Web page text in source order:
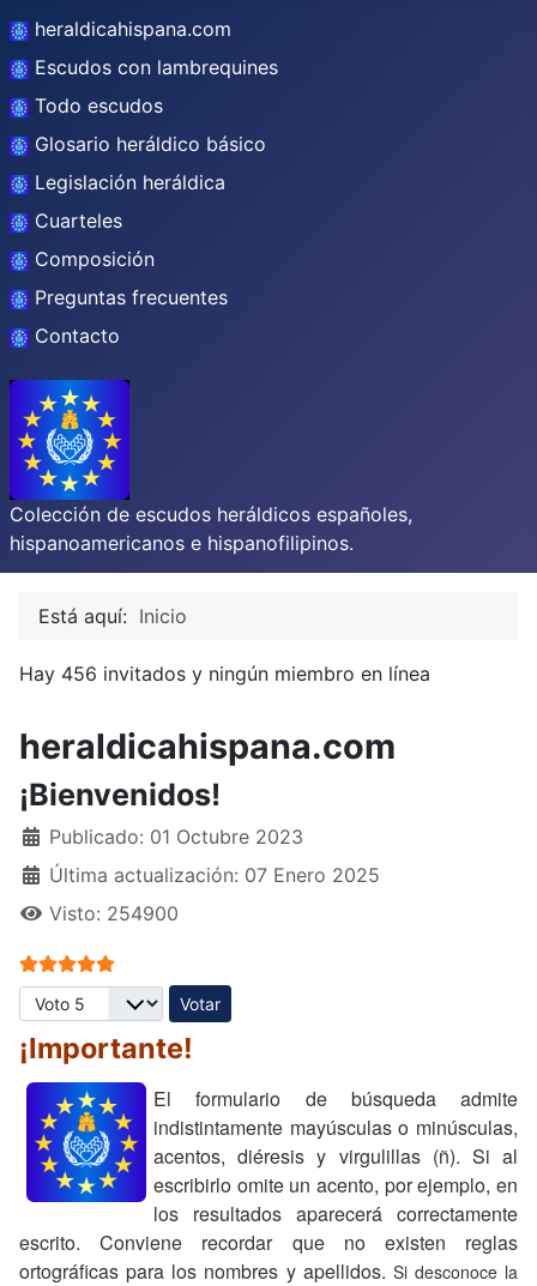
heraldicahispana.com
Escudos con lambrequines
Todo escudos
Glosario heráldico básico
Legislación heráldica
Cuarteles
Composición
Preguntas frecuentes
Contacto
Colección de escudos heráldicos españoles,
hispanoamericanos e hispanofilipinos.
Está aquí: Inicio
Hay 456 invitados y ningún miembro en línea
heraldicahispana.com
¡Bienvenidos!
Publicado: 01 Octubre 2023
Última actualización: 07 Enero 2025
Visto: 254900
Ratio:5/5
Por favor, vote
¡Importante!
El formulario de búsqueda admite
indistintamente mayúsculas o minúsculas,
acentos, diéresis y virgulillas (ñ). Si al
escribirlo omite un acento, por ejemplo, en
los resultados aparecerá correctamente
escrito. Conviene recordar que no existen reglas
ortográficas para los nombres y apellidos. Si desconoce la